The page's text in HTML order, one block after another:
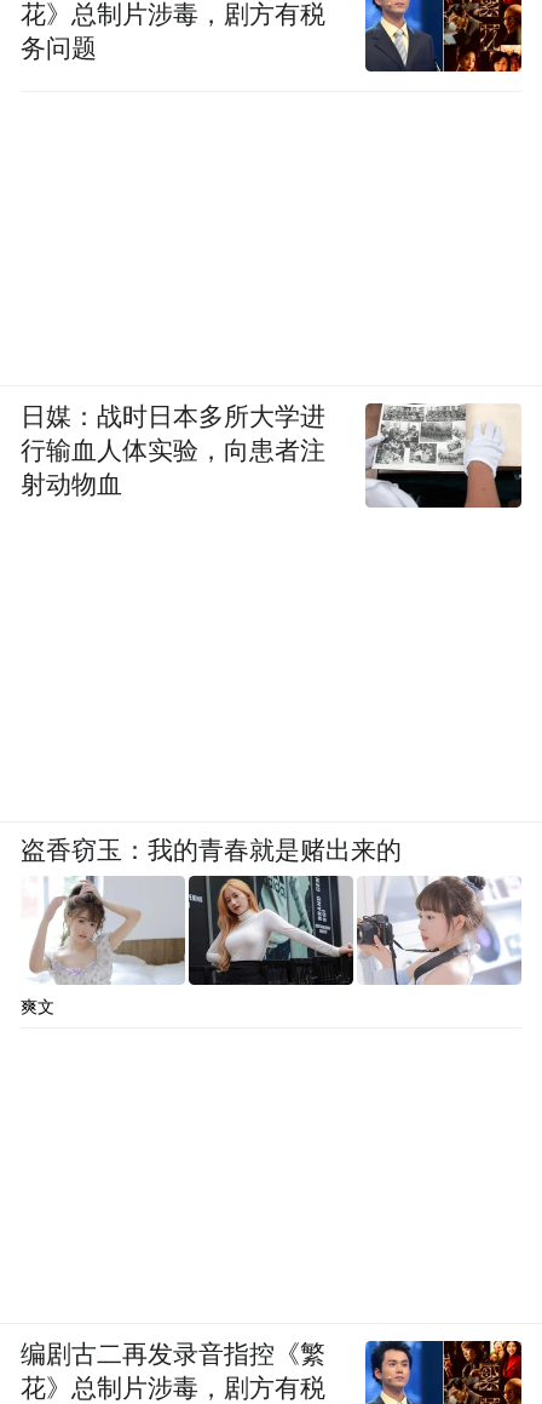
花》总制片涉毒，剧方有税
务问题
日媒：战时日本多所大学进
行输血人体实验，向患者注
射动物血
盗香窃玉：我的青春就是赌出来的
爽文
编剧古二再发录音指控《繁
花》总制片涉毒，剧方有税